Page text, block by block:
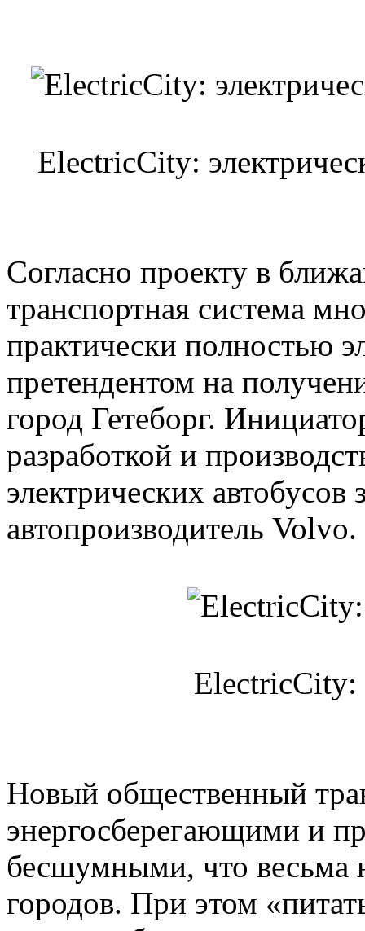
ElectricCity:
Согласно проекту в
транспортная система
практически полностью
претендентом на
город Гетеборг.
разработкой и
электрических
автопроизводитель Volvo.
ElectricCity:
Новый общественный
энергосберегающими и
бесшумными, что весьма
городов. При этом